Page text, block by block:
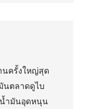
นครั้งใหญ่สุด
นตลาดดูไบ
ำมันอุดหนุน